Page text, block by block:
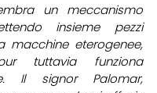
un meccanismo
insieme pezzi
macchine eterogenee,
tuttavia funziona
Il signor Palomar,